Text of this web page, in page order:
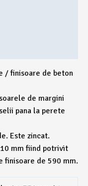
/ finisoare de beton
de margini
pana la perete
Este zincat.
mm fiind potrivit
finisoare de 590 mm.